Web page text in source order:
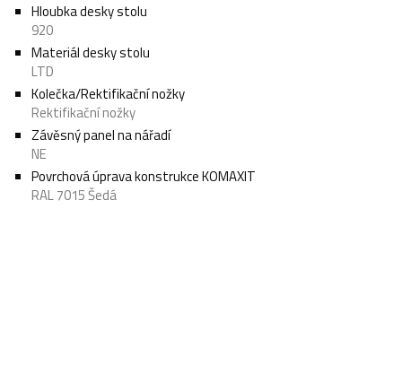
Hloubka desky stolu
920
Materiál desky stolu
LTD
Kolečka/Rektifikační nožky
Rektifikační nožky
Závěsný panel na nářadí
NE
Povrchová úprava konstrukce KOMAXIT
RAL 7015 Šedá